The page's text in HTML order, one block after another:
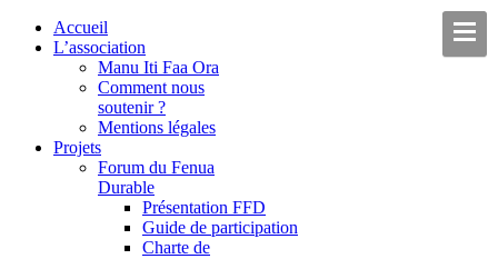
Accueil
L’association
Manu Iti Faa Ora
Comment nous
soutenir ?
Mentions légales
Projets
Forum du Fenua
Durable
Présentation FFD
Guide de participation
Charte de